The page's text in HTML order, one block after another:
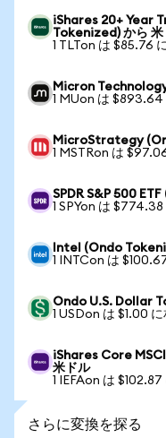
iShares 20+ Year
Tokenized) から 米
1 TLTon は $85.76
Micron
1 MUon は $893.64
MicroStrategy
1 MSTRon は
SPDR S&P 500
1 SPYon は $774.38
Intel (Ondo
1 INTCon は
Ondo U.S. Dollar
1 USDon は $1.00 に
iShares Core
米ドル
1 IEFAon は $102.87
さらに変換を探る